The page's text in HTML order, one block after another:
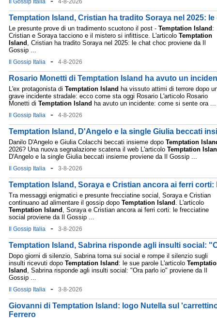
Il Gossip Italia 4-8-2026
Temptation Island, Cristian ha tradito Soraya nel 2025:
Le presunte prove di un tradimento scuotono il post - Temptation Island :
Cristian e Soraya tacciono e il mistero si infittisce. L'articolo Temptation
Island , Cristian ha tradito Soraya nel 2025: le chat choc proviene da Il
Gossip ...
Il Gossip Italia - 4-8-2026
Rosario Monetti di Temptation Island ha avuto un
L'ex protagonista di Temptation Island ha vissuto attimi di terrore dopo
grave incidente stradale: ecco come sta oggi Rosario L'articolo Rosario
Monetti di Temptation Island ha avuto un incidente: come si sente ora ...
Il Gossip Italia - 4-8-2026
Temptation Island, D'Angelo e la single Giulia beccati
Danilo D'Angelo e Giulia Colacchi beccati insieme dopo Temptation
2026? Una nuova segnalazione scatena il web L'articolo Temptation
D'Angelo e la single Giulia beccati insieme proviene da Il Gossip ...
Il Gossip Italia - 3-8-2026
Temptation Island, Soraya e Cristian ancora ai ferri
Tra messaggi enigmatici e presunte frecciatine social, Soraya e Cristian
continuano ad alimentare il gossip dopo Temptation Island . L'articolo
Temptation Island , Soraya e Cristian ancora ai ferri corti: le frecciatine
social proviene da Il Gossip ...
Il Gossip Italia - 3-8-2026
Temptation Island, Sabrina risponde agli insulti social:
Dopo giorni di silenzio, Sabrina torna sui social e rompe il silenzio sugli
insulti ricevuti dopo Temptation Island : le sue parole L'articolo
Island , Sabrina risponde agli insulti social: "Ora parlo io" proviene da Il
Gossip ...
Il Gossip Italia - 3-8-2026
Giovanni di Temptation Island: logo Nutella sul
Ferrero